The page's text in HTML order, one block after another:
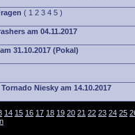
( 1 2 3 4 5 )
am 04.11.2017
31.10.2017 (Pokal)
Niesky am 14.10.2017
14 15 16 17 18 19 20 21 22 23 24 25